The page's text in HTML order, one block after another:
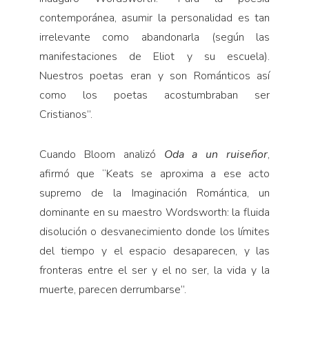
contemporánea, asumir la personalidad es tan
irrelevante como abandonarla (según las
manifestaciones de Eliot y su escuela).
Nuestros poetas eran y son Románticos así
como los poetas acostumbraban ser
Cristianos”.
Cuando Bloom analizó Oda a un ruiseñor,
afirmó que “Keats se aproxima a ese acto
supremo de la Imaginación Romántica, un
dominante en su maestro Wordsworth: la fluida
disolución o desvanecimiento donde los límites
del tiempo y el espacio desaparecen, y las
fronteras entre el ser y el no ser, la vida y la
muerte, parecen derrumbarse”.